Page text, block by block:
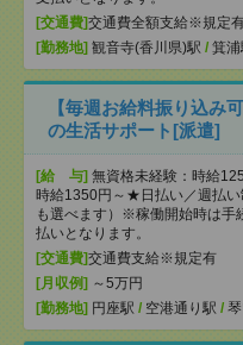
[交通費]交通費全額支給※規定
[勤務地] 観音寺(香川県)駅 / 箕浦
【毎週お給料振り込み
の生活サポート[派遣]
[給 与] 無資格未経験：時給
時給1350円～★日払い／週払い
も選べます）※稼働開始時は手
払いとなります。
[交通費]交通費支給※規定有
[月収例] ～5万円
[勤務地] 円座駅 / 空港通り駅 /